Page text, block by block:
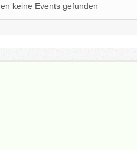
keine Events gefunden